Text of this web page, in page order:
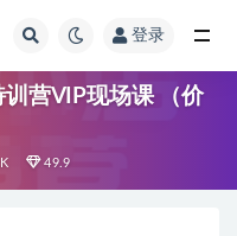
登录
营VIP现场课 （价
49.9